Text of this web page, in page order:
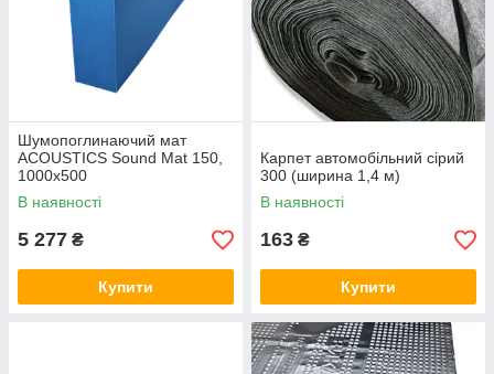
Шумопоглинаючий мат
ACOUSTICS Sound Mat 150,
1000х500
В наявності
5 277 ₴
Купити
Карпет автомобільний сірий
300 (ширина 1,4 м)
В наявності
163 ₴
Купити